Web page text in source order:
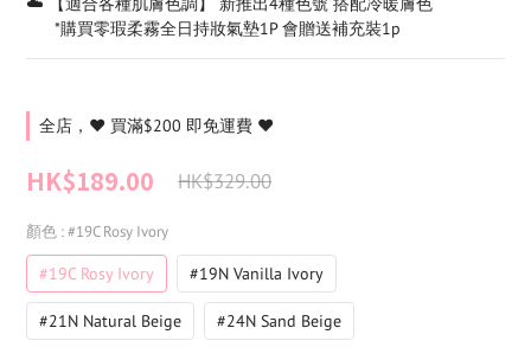
      *購買零瑕柔霧全日持妝氣墊1P 會贈送補充裝1p
全店，❤️ 買滿$200 即免運費 ❤️
HK$189.00 HK$329.00
顏色 : #19C Rosy Ivory
#19C Rosy Ivory #19N Vanilla Ivory
#21N Natural Beige #24N Sand Beige